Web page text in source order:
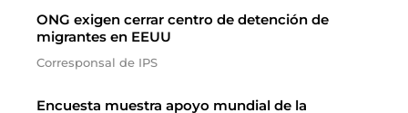
ONG exigen cerrar centro de detención de
migrantes en EEUU
Corresponsal de IPS
Encuesta muestra apoyo mundial de la